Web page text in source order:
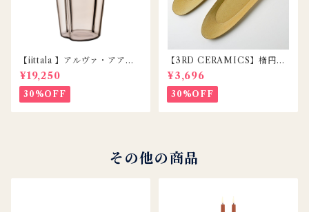
【iittala 】アルヴァ・アアル
トコレクション ベース220m
m リネン
¥19,250
30%OFF
【3RD CERAMICS】楕円皿
/ DAENZARA / YELLOW /
M
¥3,696
30%OFF
その他の商品